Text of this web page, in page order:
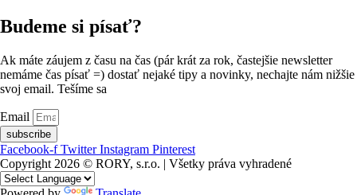
Budeme si písať?
Ak máte záujem z času na čas (pár krát za rok, častejšie newsletter
nemáme čas písať =) dostať nejaké tipy a novinky, nechajte nám nižšie
svoj email. Tešíme sa
Email
subscribe
Facebook-f Twitter Instagram Pinterest
Copyright 2026 © RORY, s.r.o. | Všetky práva vyhradené